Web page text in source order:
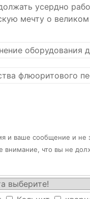
усердно
мечту о
оборудования
флюоритового
и ваше сообщение и не
внимание, что вы не